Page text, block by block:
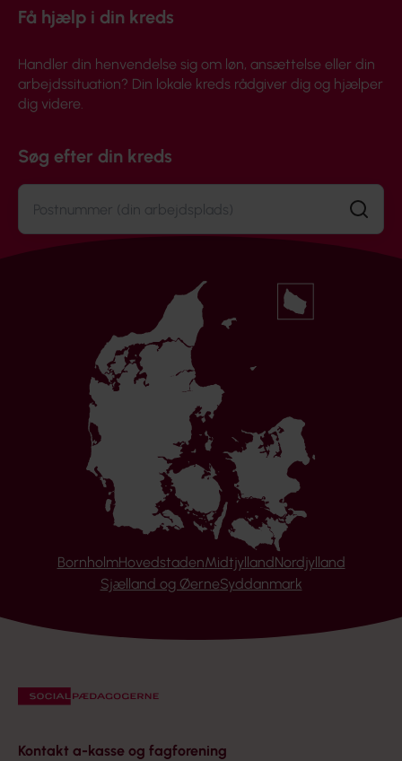
Få hjælp i din kreds
Handler din henvendelse sig om løn, ansættelse eller din
arbejdssituation? Din lokale kreds rådgiver dig og hjælper
dig videre.
Søg efter din kreds
Søg
BornholmHovedstadenMidtjyllandNordjylland
Sjælland og ØerneSyddanmark
Kontakt a-kasse og fagforening